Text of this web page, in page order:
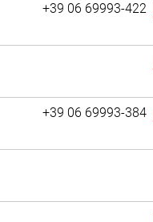
+39 06 69993-422
+39 06 69993-384